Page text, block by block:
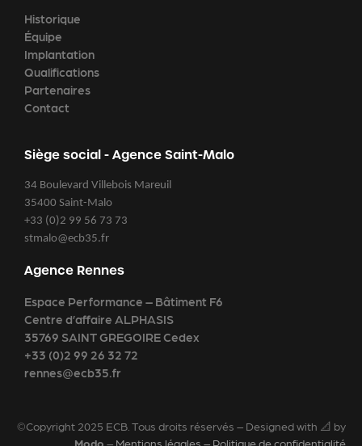
Historique
Équipe
Implantation
Qualifications
Partenaires
Contact
Siège social - Agence Saint-Malo
34 Boulevard Villebois Mareuil
35400 Saint-Malo
+33 (0)2 99 56 73 73
stmalo@ecb35.fr
Agence Rennes
Espace Performance – Bâtiment F6
Centre d’affaire ALPHASIS
35769 SAINT GREGOIRE Cedex
+33 (0)2 99 26 32 72
rennes@ecb35.fr
©Copyright 2025 ECB. Tous droits réservés – Designed with 📐 by
Modo – Mentions légales – Politique de confidentialité